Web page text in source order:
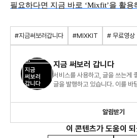
필요하다면 지금 바로 ‘Mixfit’을 활용
#지금써보러갑니다 #MIXKIT # 무료영상
지금 써보러 갑니다
서비스를 사용하고, 글을 쓰는게
글을 발행하고 있습니다. 이를 바
알림받기
이 콘텐츠가 도움이